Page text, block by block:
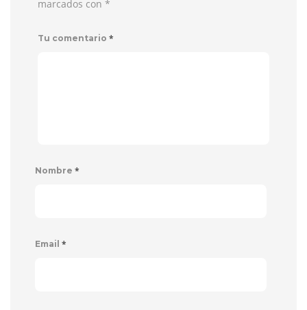
marcados con *
Tu comentario *
Nombre *
Email *